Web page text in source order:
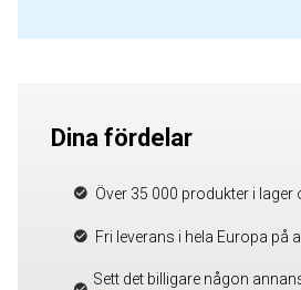
Dina fördelar
Över 35 000 produkter i
Fri leverans i hela Europa på
Sett det billigare någon